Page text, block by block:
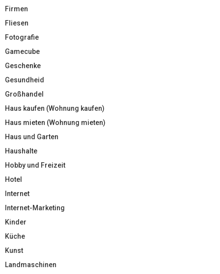
Firmen
Fliesen
Fotografie
Gamecube
Geschenke
Gesundheid
Großhandel
Haus kaufen (Wohnung kaufen)
Haus mieten (Wohnung mieten)
Haus und Garten
Haushalte
Hobby und Freizeit
Hotel
Internet
Internet-Marketing
Kinder
Küche
Kunst
Landmaschinen